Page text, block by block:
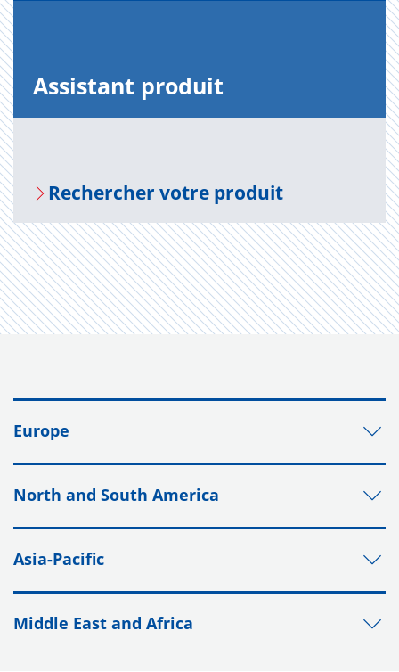
Assis­tant pro­duit
Recher­cher votre pro­duit
Europe
North and South America
Asia-Pacific
Middle East and Africa